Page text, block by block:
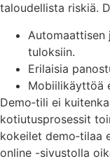
taloudellista riskiä.
Automaattisen
tuloksiin.
Erilaisia
Mobiilikäyttöä
Demo‑tili ei
kotiutusprosessit
kokeilet demo‑tilaa
online -sivustolla